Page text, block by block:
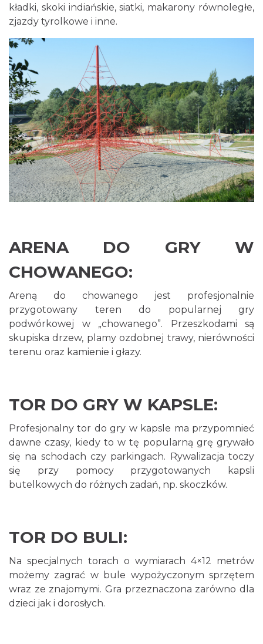
kładki, skoki indiańskie, siatki, makarony równoległe,
zjazdy tyrolkowe i inne.
ARENA DO GRY W
CHOWANEGO:
Areną do chowanego jest profesjonalnie
przygotowany teren do popularnej gry
podwórkowej w „chowanego”. Przeszkodami są
skupiska drzew, plamy ozdobnej trawy, nierówności
terenu oraz kamienie i głazy.
TOR DO GRY W KAPSLE:
Profesjonalny tor do gry w kapsle ma przypomnieć
dawne czasy, kiedy to w tę popularną grę grywało
się na schodach czy parkingach. Rywalizacja toczy
się przy pomocy przygotowanych kapsli
butelkowych do różnych zadań, np. skoczków.
TOR DO BULI:
Na specjalnych torach o wymiarach 4×12 metrów
możemy zagrać w bule wypożyczonym sprzętem
wraz ze znajomymi. Gra przeznaczona zarówno dla
dzieci jak i dorosłych.